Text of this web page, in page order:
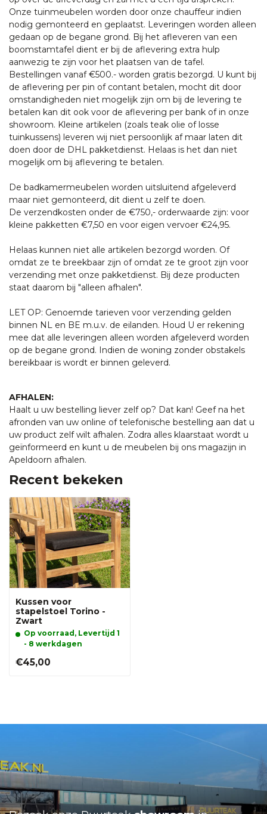
Onze tuinmeubelen worden door onze chauffeur indien
nodig gemonteerd en geplaatst. Leveringen worden alleen
gedaan op de begane grond. Bij het afleveren van een
boomstamtafel dient er bij de aflevering extra hulp
aanwezig te zijn voor het plaatsen van de tafel.
Bestellingen vanaf €500.- worden gratis bezorgd. U kunt bij
de aflevering per pin of contant betalen, mocht dit door
omstandigheden niet mogelijk zijn om bij de levering te
betalen kan dit ook voor de aflevering per bank of in onze
showroom. Kleine artikelen (zoals teak olie of losse
tuinkussens) leveren wij niet persoonlijk af maar laten dit
doen door de DHL pakketdienst. Helaas is het dan niet
mogelijk om bij aflevering te betalen.
De badkamermeubelen worden uitsluitend afgeleverd
maar niet gemonteerd, dit dient u zelf te doen.
De verzendkosten onder de €750,- orderwaarde zijn: voor
kleine pakketten €7,50 en voor eigen vervoer €24,95.
Helaas kunnen niet alle artikelen bezorgd worden. Of
omdat ze te breekbaar zijn of omdat ze te groot zijn voor
verzending met onze pakketdienst. Bij deze producten
staat daarom bij "alleen afhalen".
LET OP: Genoemde tarieven voor verzending gelden
binnen NL en BE m.u.v. de eilanden. Houd U er rekening
mee dat alle leveringen alleen worden afgeleverd worden
op de begane grond. Indien de woning zonder obstakels
bereikbaar is wordt er binnen geleverd.
AFHALEN:
Haalt u uw bestelling liever zelf op? Dat kan! Geef na het
afronden van uw online of telefonische bestelling aan dat u
uw product zelf wilt afhalen. Zodra alles klaarstaat wordt u
geïnformeerd en kunt u de meubelen bij ons magazijn in
Apeldoorn afhalen.
Recent bekeken
Kussen voor
stapelstoel Torino -
Zwart
Op voorraad, Levertijd 1
- 8 werkdagen
€45,00